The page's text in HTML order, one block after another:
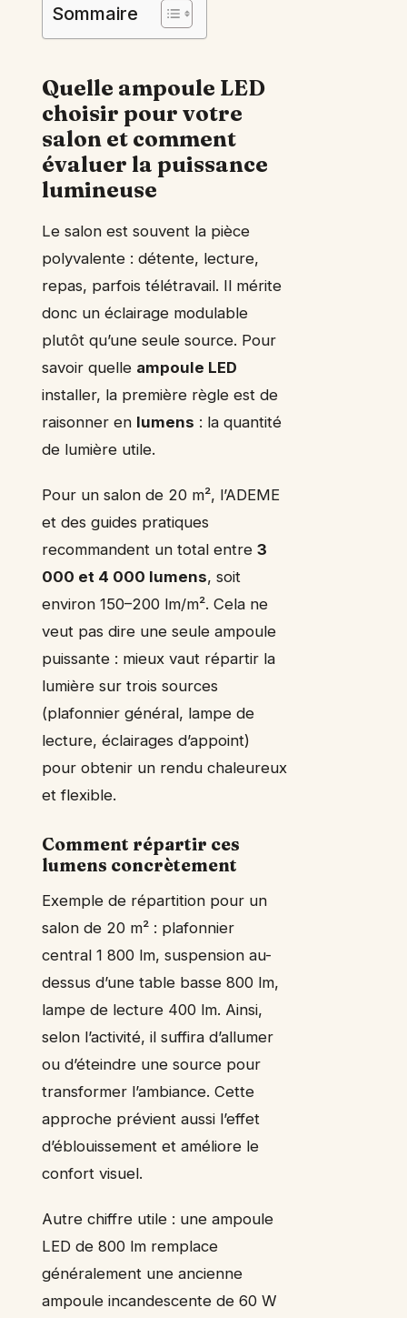
Sommaire
Quelle ampoule LED
choisir pour votre
salon et comment
évaluer la puissance
lumineuse
Le salon est souvent la pièce
polyvalente : détente, lecture,
repas, parfois télétravail. Il mérite
donc un éclairage modulable
plutôt qu’une seule source. Pour
savoir quelle ampoule LED
installer, la première règle est de
raisonner en lumens : la quantité
de lumière utile.
Pour un salon de 20 m², l’ADEME
et des guides pratiques
recommandent un total entre 3
000 et 4 000 lumens, soit
environ 150–200 lm/m². Cela ne
veut pas dire une seule ampoule
puissante : mieux vaut répartir la
lumière sur trois sources
(plafonnier général, lampe de
lecture, éclairages d’appoint)
pour obtenir un rendu chaleureux
et flexible.
Comment répartir ces
lumens concrètement
Exemple de répartition pour un
salon de 20 m² : plafonnier
central 1 800 lm, suspension au-
dessus d’une table basse 800 lm,
lampe de lecture 400 lm. Ainsi,
selon l’activité, il suffira d’allumer
ou d’éteindre une source pour
transformer l’ambiance. Cette
approche prévient aussi l’effet
d’éblouissement et améliore le
confort visuel.
Autre chiffre utile : une ampoule
LED de 800 lm remplace
généralement une ancienne
ampoule incandescente de 60 W